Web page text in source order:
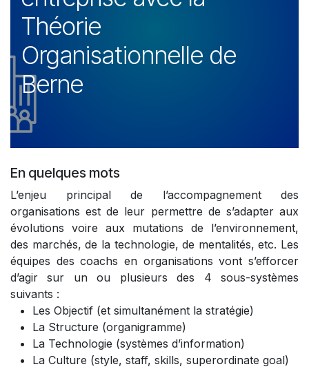
Théorie
Organisationnelle de
Berne
En quelques mots
L’enjeu principal de l’accompagnement des
organisations est de leur permettre de s’adapter aux
évolutions voire aux mutations de l’environnement,
des marchés, de la technologie, de mentalités, etc. Les
équipes des coachs en organisations vont s’efforcer
d’agir sur un ou plusieurs des 4 sous-systèmes
suivants :
Les Objectif (et simultanément la stratégie)
La Structure (organigramme)
La Technologie (systèmes d’information)
La Culture (style, staff, skills, superordinate goal)